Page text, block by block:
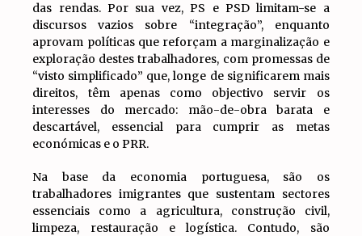
das rendas. Por sua vez, PS e PSD limitam-se a
discursos vazios sobre “integração”, enquanto
aprovam políticas que reforçam a marginalização e
exploração destes trabalhadores, com promessas de
“visto simplificado” que, longe de significarem mais
direitos, têm apenas como objectivo servir os
interesses do mercado: mão-de-obra barata e
descartável, essencial para cumprir as metas
económicas e o PRR.
Na base da economia portuguesa, são os
trabalhadores imigrantes que sustentam sectores
essenciais como a agricultura, construção civil,
limpeza, restauração e logística. Contudo, são